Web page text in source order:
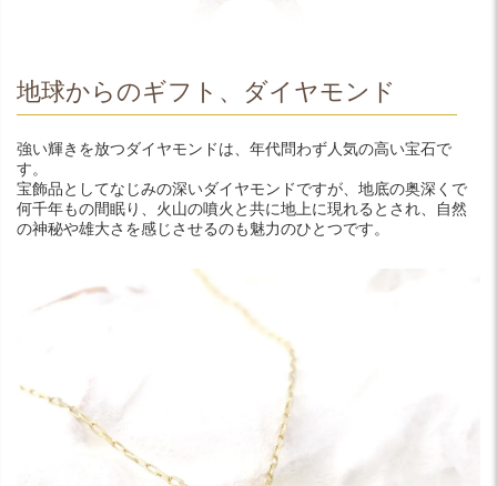
地球からのギフト、ダイヤモンド
強い輝きを放つダイヤモンドは、年代問わず人気の高い宝石で
す。
宝飾品としてなじみの深いダイヤモンドですが、地底の奥深くで
何千年もの間眠り、火山の噴火と共に地上に現れるとされ、自然
の神秘や雄大さを感じさせるのも魅力のひとつです。